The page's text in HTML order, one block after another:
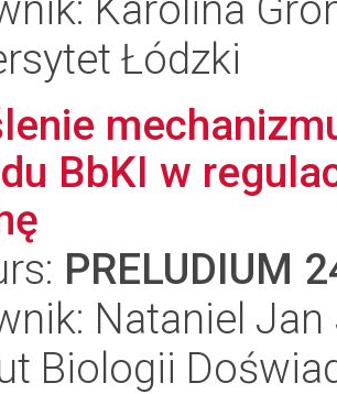
Łódzki
BbKI w
PRELUDIUM
Nataniel
Biologii